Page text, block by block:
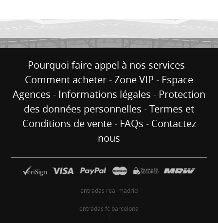
Pourquoi faire appel à nos services -
Comment acheter -Zone VIP - Espace
Agences - Informations légales - Protection
des données personnelles -Termes et
Conditions de vente- FAQs - Contactez
nous
entradas real madrid
entradas fc barcelona